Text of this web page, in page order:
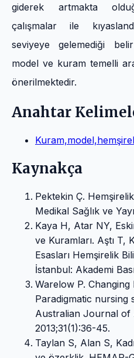
giderek artmakta
çalışmalar ile
seviyeye gelemediği
model ve kuram temelli
önerilmektedir.
Anahtar
Kaynakça
Pektekin Ç.
Medikal Sağlık ve
Kaya H, Atar NY,
ve Kuramları. Aştı T,
Esasları Hemşirelik
İstanbul: Akademi
Warelow P. Changing
Paradigmatic nursing
Australian Journal of
2013;31(1):36-45.
Taylan S, Alan S,